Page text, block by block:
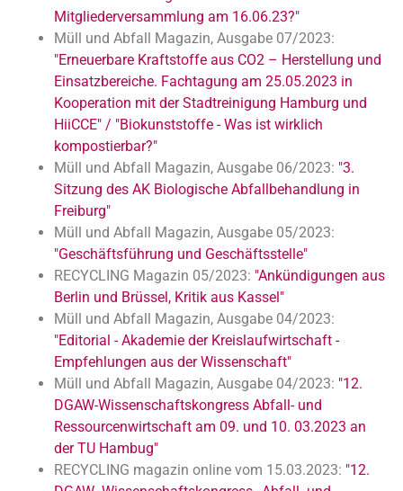
Mitgliederversammlung am 16.06.23?"
Müll und Abfall Magazin, Ausgabe 07/2023:
"Erneuerbare Kraftstoffe aus CO2 – Herstellung und
Einsatzbereiche. Fachtagung am 25.05.2023 in
Kooperation mit der Stadtreinigung Hamburg und
HiiCCE" / "Biokunststoffe - Was ist wirklich
kompostierbar?"
Müll und Abfall Magazin, Ausgabe 06/2023: "3.
Sitzung des AK Biologische Abfallbehandlung in
Freiburg"
Müll und Abfall Magazin, Ausgabe 05/2023:
"Geschäftsführung und Geschäftsstelle"
RECYCLING Magazin 05/2023: "Ankündigungen aus
Berlin und Brüssel, Kritik aus Kassel"
Müll und Abfall Magazin, Ausgabe 04/2023:
"Editorial - Akademie der Kreislaufwirtschaft -
Empfehlungen aus der Wissenschaft"
Müll und Abfall Magazin, Ausgabe 04/2023: "12.
DGAW-Wissenschaftskongress Abfall- und
Ressourcenwirtschaft am 09. und 10. 03.2023 an
der TU Hambug"
RECYCLING magazin online vom 15.03.2023: "12.